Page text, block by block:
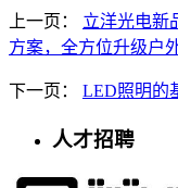
上一页：
立洋光电新
方案，全方位升级户
下一页： LED照明的
人才招聘